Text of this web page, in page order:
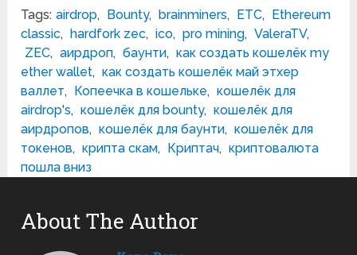
Tags: airdrop, Bounty, brainminers, ETC, Ethereum
classic, hardfork zec, ico, pro mining, ValeraTV,
ZEC, аирдроп, баунти, как создать кошелёк my
ether wallet, как создать кошелёк май этхер
валлет, Копеечка в кошельке, кошелёк для
airdrop's, кошелёк для bounty, кошелёк для
аирдропов, кошелёк для баунти, кошелёк для
токенов, крипта скам, Криптач, криптовалюта
пошла вниз
About The Author